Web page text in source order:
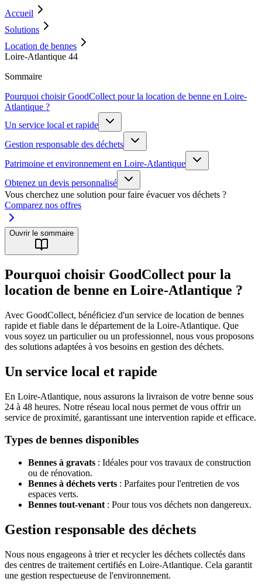
Accueil
Solutions
Location de bennes
Loire-Atlantique 44
Sommaire
Pourquoi choisir GoodCollect pour la location de benne en Loire-
Atlantique ?
Un service local et rapide
Gestion responsable des déchets
Patrimoine et environnement en Loire-Atlantique
Obtenez un devis personnalisé
Vous cherchez une solution pour faire évacuer vos déchets ?
Comparez nos offres
Ouvrir le sommaire
Pourquoi choisir GoodCollect pour la
location de benne en Loire-Atlantique ?
Avec GoodCollect, bénéficiez d'un service de location de bennes
rapide et fiable dans le département de la Loire-Atlantique. Que
vous soyez un particulier ou un professionnel, nous vous proposons
des solutions adaptées à vos besoins en gestion des déchets.
Un service local et rapide
En Loire-Atlantique, nous assurons la livraison de votre benne sous
24 à 48 heures. Notre réseau local nous permet de vous offrir un
service de proximité, garantissant une intervention rapide et efficace.
Types de bennes disponibles
Bennes à gravats : Idéales pour vos travaux de construction
ou de rénovation.
Bennes à déchets verts : Parfaites pour l'entretien de vos
espaces verts.
Bennes tout-venant : Pour tous vos déchets non dangereux.
Gestion responsable des déchets
Nous nous engageons à trier et recycler les déchets collectés dans
des centres de traitement certifiés en Loire-Atlantique. Cela garantit
une gestion respectueuse de l'environnement.